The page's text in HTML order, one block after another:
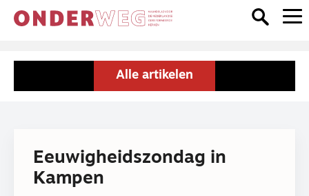
Alle artikelen
Eeuwigheidszondag in
Kampen